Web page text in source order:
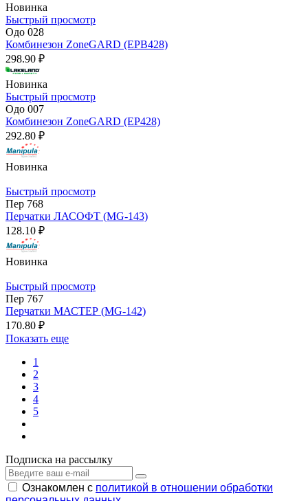
Новинка
Быстрый просмотр
Одо 028
Комбинезон ZoneGARD (EPB428)
298.90 ₽
Новинка
Быстрый просмотр
Одо 007
Комбинезон ZoneGARD (EP428)
292.80 ₽
Новинка
Быстрый просмотр
Пер 768
Перчатки ЛАСОФТ (MG-143)
128.10 ₽
Новинка
Быстрый просмотр
Пер 767
Перчатки МАСТЕР (MG-142)
170.80 ₽
Показать еще
1
2
3
4
5
Подписка на рассылку
Ознакомлен с политикой в отношении обработки